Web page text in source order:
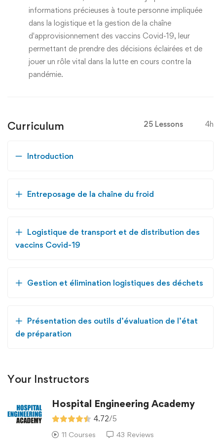
informations précieuses à toute personne impliquée
dans la logistique et la gestion de la chaîne
d'approvisionnement des vaccins Covid-19, leur
permettant de prendre des décisions éclairées et de
jouer un rôle vital dans la lutte en cours contre la
pandémie.
Curriculum 25 Lessons 4h
Introduction
Entreposage de la chaîne du froid
Logistique de transport et de distribution des
vaccins Covid-19
Gestion et élimination logistiques des déchets
Présentation des outils d’évaluation de l’état
de préparation
Your Instructors
Hospital Engineering Academy
4.72/5
11 Courses
43 Reviews